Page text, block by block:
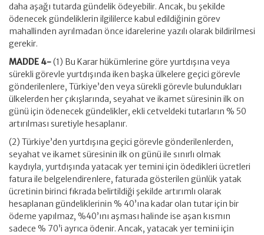
daha aşağı tutarda gündelik ödeyebilir. Ancak, bu şekilde
ödenecek gündeliklerin ilgililerce kabul edildiğinin görev
mahallinden ayrılmadan önce idarelerine yazılı olarak bildirilmesi
gerekir.
MADDE 4-(1) Bu Karar hükümlerine göre yurtdışına veya
sürekli görevle yurtdışında iken başka ülkelere geçici görevle
gönderilenlere, Türkiye’den veya sürekli görevle bulundukları
ülkelerden her çıkışlarında, seyahat ve ikamet süresinin ilk on
günü için ödenecek gündelikler, ekli cetveldeki tutarların % 50
artırılması suretiyle hesaplanır.
(2) Türkiye’den yurtdışına geçici görevle gönderilenlerden,
seyahat ve ikamet süresinin ilk on günü ile sınırlı olmak
kaydıyla, yurtdışında yatacak yer temini için ödedikleri ücretleri
fatura ile belgelendirenlere, faturada gösterilen günlük yatak
ücretinin birinci fıkrada belirtildiği şekilde artırımlı olarak
hesaplanan gündeliklerinin % 40’ına kadar olan tutar için bir
ödeme yapılmaz, %40’ını aşması halinde ise aşan kısmın
sadece % 70’i ayrıca ödenir. Ancak, yatacak yer temini için